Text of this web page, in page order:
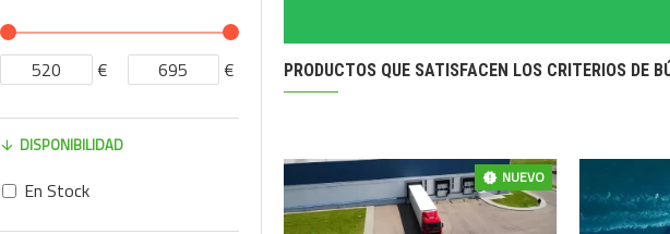
€ €
DISPONIBILIDAD
En Stock
PRODUCTOS QUE SATISFACEN LOS CRITERIOS DE
NUEVO